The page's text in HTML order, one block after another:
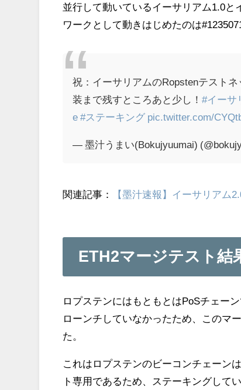
並行して動いているイーサリアム1.0
ワークとして動きはじめたのは
祝：イーサリアムのRopstenテスト
装まで残すところあと少し！#イーサ
e #ステーキング pic.twitter.com/
— 墨汁うまい(Bokujyuumai)
関連記事： 【墨汁速報】イーサリアム
ETH2マージテスト結
ロプステンにはもともとはPoSチェー
ローンチしていなかったため、このマ
た。
これはロプステンのビーコンチェーン
ト専用であるため、ステーキングして